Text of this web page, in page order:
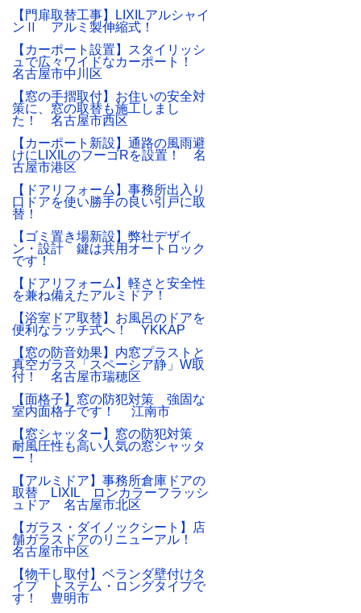
【門扉取替工事】LIXILアルシャイ
ンⅡ アルミ製伸縮式！
【カーポート設置】スタイリッシ
ュで広々ワイドなカーポート！
名古屋市中川区
【窓の手摺取付】お住いの安全対
策に、窓の取替も施工しまし
た！ 名古屋市西区
【カーポート新設】通路の風雨避
けにLIXILのフーゴRを設置！ 名
古屋市港区
【ドアリフォーム】事務所出入り
口ドアを使い勝手の良い引戸に取
替！
【ゴミ置き場新設】弊社デザイ
ン・設計 鍵は共用オートロック
です！
【ドアリフォーム】軽さと安全性
を兼ね備えたアルミドア！
【浴室ドア取替】お風呂のドアを
便利なラッチ式へ！ YKKAP
【窓の防音効果】内窓プラストと
真空ガラス「スペーシア静」W取
付！ 名古屋市瑞穂区
【面格子】窓の防犯対策 強固な
室内面格子です！ 江南市
【窓シャッター】窓の防犯対策
耐風圧性も高い人気の窓シャッタ
ー！
【アルミドア】事務所倉庫ドアの
取替 LIXIL ロンカラーフラッシ
ュドア 名古屋市北区
【ガラス・ダイノックシート】店
舗ガラスドアのリニューアル！
名古屋市中区
【物干し取付】ベランダ壁付けタ
イプ トステム・ロングタイプで
す！ 豊明市